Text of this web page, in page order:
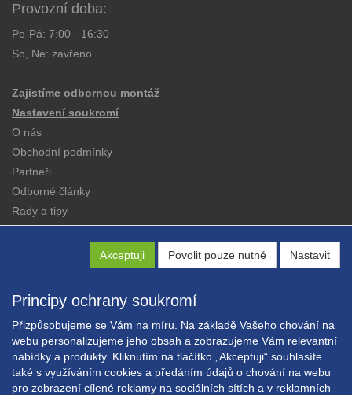
Akceptuji Povolit pouze nutné Nastavit
Principy ochrany soukromí
Přizpůsobujeme se Vám na míru. Na základě Vašeho chování na
webu personalizujeme jeho obsah a zobrazujeme Vám relevantní
nabídky a produkty. Kliknutím na tlačítko „Akceptuji“ souhlasíte
také s využíváním cookies a předáním údajů o chování na webu
pro zobrazení cílené reklamy na sociálních sítích a v reklamních
Provozní doba:
Po-Pá: 7:00 - 16:30
So, Ne: zavřeno
Zajistíme odbornou montáž
Nastavení soukromí
O nás
Obchodní podmínky
Partneři
Odborné články
Rady a tipy
Copyright © EXPRESS ALARM Czech s.r.o.
Powered byABRA E-shop